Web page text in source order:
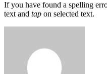
If you have found a spelling
text and tap on selected text.